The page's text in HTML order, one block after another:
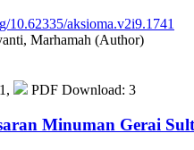
10.62335/aksioma.v2i9.1741
Marhamah (Author)
PDF Download: 3
Minuman Gerai